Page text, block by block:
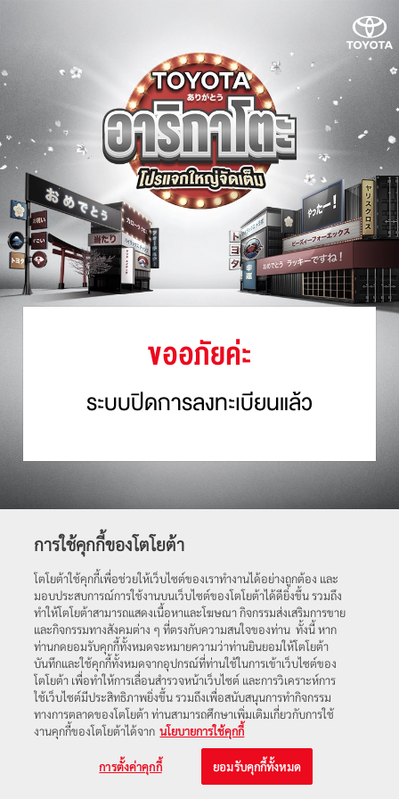
ขออภัยค่ะ
ระบบปิดการลงทะเบียนแล้ว
การใช้คุกกี้ของโตโยต้า
โตโยต้าใช้คุกกี้เพื่อช่วยให้เว็บไซต์ของเราทำงานได้อย่างถูกต้อง และ
มอบประสบการณ์การใช้งานบนเว็บไซต์ของโตโยต้าได้ดียิ่งขึ้น รวมถึง
ทำให้โตโยต้าสามารถแสดงเนื้อหาและโฆษณา กิจกรรมส่งเสริมการขาย
และกิจกรรมทางสังคมต่าง ๆ ที่ตรงกับความสนใจของท่าน ทั้งนี้ หาก
ท่านกดยอมรับคุกกี้ทั้งหมดจะหมายความว่าท่านยินยอมให้โตโยต้า
บันทึกและใช้คุกกี้ทั้งหมดจากอุปกรณ์ที่ท่านใช้ในการเข้าเว็บไซต์ของ
โตโยต้า เพื่อทำให้การเลื่อนสำรวจหน้าเว็บไซต์ และการวิเคราะห์การ
ใช้เว็บไซต์มีประสิทธิภาพยิ่งขึ้น รวมถึงเพื่อสนับสนุนการทำกิจกรรม
ทางการตลาดของโตโยต้า ท่านสามารถศึกษาเพิ่มเติมเกี่ยวกับการใช้
งานคุกกี้ของโตโยต้าได้จาก นโยบายการใช้คุกกี้
การตั้งค่าคุกกี้ ยอมรับคุกกี้ทั้งหมด